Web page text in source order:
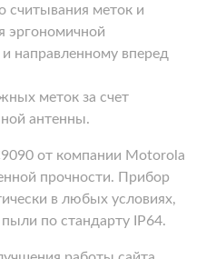
считывания меток и
эргономичной
направленному вперед
меток за счет
антенны.
от компании Motorola
прочности. Прибор
в любых условиях,
по стандарту IP64.